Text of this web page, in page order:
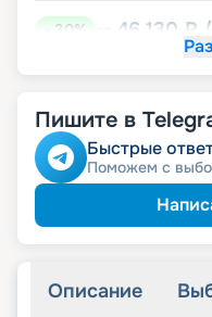
30% 46 130 ₽
59 310
Скидкадетям
-5% от 62 605 ₽/
Пишите в
Быстрые
Поможем с
Описание